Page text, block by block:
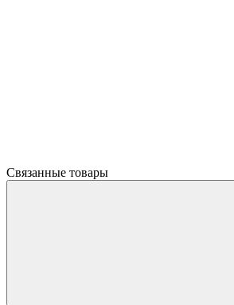
Связанные товары